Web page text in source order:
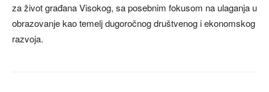
za život građana Visokog, sa posebnim fokusom na ulaganja u
obrazovanje kao temelj dugoročnog društvenog i ekonomskog
razvoja.